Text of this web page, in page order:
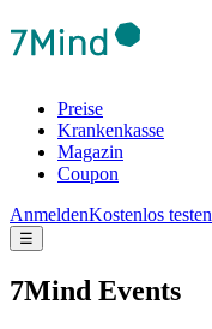
Preise
Krankenkasse
Magazin
Coupon
AnmeldenKostenlos testen
☰
7Mind Events